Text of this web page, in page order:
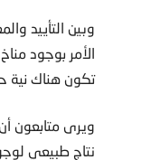
وبين التأييد
الأمر بوجود
تكون هناك نية
ويرى متابعون
نتاج طبيعي